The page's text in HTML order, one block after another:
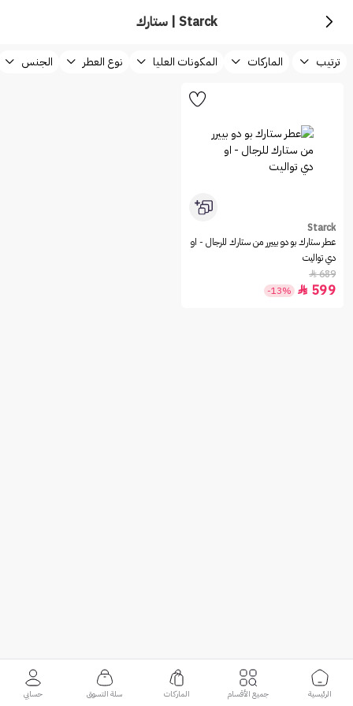
Starck | ستارك
ترتيب الماركات المكونات العليا نوع العطر الجنس
Starck
عطر ستارك بو دو بييرر من ستارك للرجال - او
دي تواليت
689

599

-13%
الرئيسية جميع الأقسام الماركات سلة التسوق حسابي